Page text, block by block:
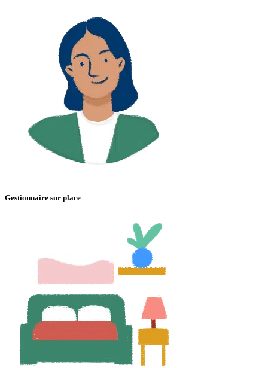
Gestionnaire sur place